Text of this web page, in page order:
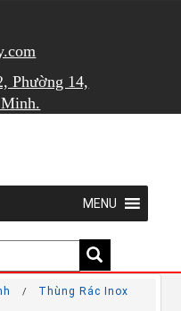
Phường 14,
MENU
/ Thùng Rác Inox